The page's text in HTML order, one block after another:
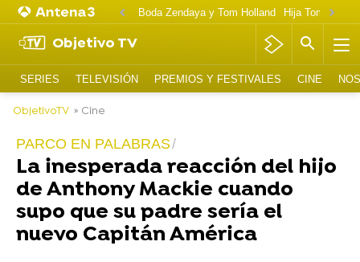
Boda Zendaya y Tom Holland Hija Tom
Objetivo TV
SERIES TELEVISIÓN PREMIOS Y FESTIVALES CINE
ObjetivoTV » Cine
PARCO EN PALABRAS
La inesperada reacción del hijo
de Anthony Mackie cuando
supo que su padre sería el
nuevo Capitán América